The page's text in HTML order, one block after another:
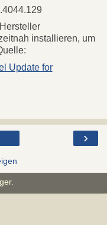
installieren, um
Update for
›
.